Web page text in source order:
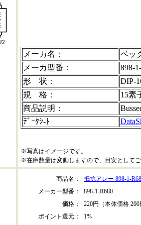
メーカ名：
ベッ
メーカ型番：
898-
形 状：
DIP-
規 格：
15
商品説明：
ﾃﾞｰﾀｼ-ﾄ
※写真はイメージです。
※在庫数量は変動しますので、目安として
商品名：
抵抗アレー 898-1-
メーカー型番：
898-1-R680
価格：
220円（本体価格
ポイント還元：
1%